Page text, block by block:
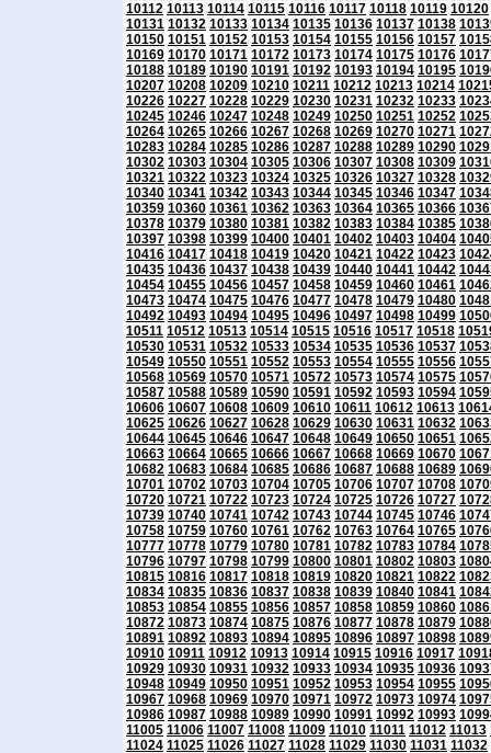
10112 10113 10114 10115 10116 10117 10118 10119 10120
10131 10132 10133 10134 10135 10136 10137 10138
10150 10151 10152 10153 10154 10155 10156 10157
10169 10170 10171 10172 10173 10174 10175 10176
10188 10189 10190 10191 10192 10193 10194 10195
10207 10208 10209 10210 10211 10212 10213 10214
10226 10227 10228 10229 10230 10231 10232 10233
10245 10246 10247 10248 10249 10250 10251 10252
10264 10265 10266 10267 10268 10269 10270 10271
10283 10284 10285 10286 10287 10288 10289 10290
10302 10303 10304 10305 10306 10307 10308 10309
10321 10322 10323 10324 10325 10326 10327 10328
10340 10341 10342 10343 10344 10345 10346 10347
10359 10360 10361 10362 10363 10364 10365 10366
10378 10379 10380 10381 10382 10383 10384 10385
10397 10398 10399 10400 10401 10402 10403 10404
10416 10417 10418 10419 10420 10421 10422 10423
10435 10436 10437 10438 10439 10440 10441 10442
10454 10455 10456 10457 10458 10459 10460 10461
10473 10474 10475 10476 10477 10478 10479 10480
10492 10493 10494 10495 10496 10497 10498 10499
10511 10512 10513 10514 10515 10516 10517 10518
10530 10531 10532 10533 10534 10535 10536 10537
10549 10550 10551 10552 10553 10554 10555 10556
10568 10569 10570 10571 10572 10573 10574 10575
10587 10588 10589 10590 10591 10592 10593 10594
10606 10607 10608 10609 10610 10611 10612 10613
10625 10626 10627 10628 10629 10630 10631 10632
10644 10645 10646 10647 10648 10649 10650 10651
10663 10664 10665 10666 10667 10668 10669 10670
10682 10683 10684 10685 10686 10687 10688 10689
10701 10702 10703 10704 10705 10706 10707 10708
10720 10721 10722 10723 10724 10725 10726 10727
10739 10740 10741 10742 10743 10744 10745 10746
10758 10759 10760 10761 10762 10763 10764 10765
10777 10778 10779 10780 10781 10782 10783 10784
10796 10797 10798 10799 10800 10801 10802 10803
10815 10816 10817 10818 10819 10820 10821 10822
10834 10835 10836 10837 10838 10839 10840 10841
10853 10854 10855 10856 10857 10858 10859 10860
10872 10873 10874 10875 10876 10877 10878 10879
10891 10892 10893 10894 10895 10896 10897 10898
10910 10911 10912 10913 10914 10915 10916 10917
10929 10930 10931 10932 10933 10934 10935 10936
10948 10949 10950 10951 10952 10953 10954 10955
10967 10968 10969 10970 10971 10972 10973 10974
10986 10987 10988 10989 10990 10991 10992 10993
11005 11006 11007 11008 11009 11010 11011 11012 11013
11024 11025 11026 11027 11028 11029 11030 11031 11032